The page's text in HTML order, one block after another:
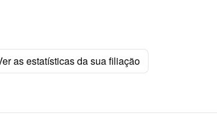
as estatísticas da sua filiação